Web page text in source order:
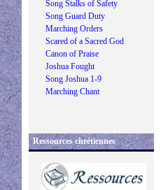
Song Stalks of Safety
Song Guard Duty
Marching Orders
Scared of a Sacred God
Canon of Praise
Joshua Fought
Song Joshua 1-9
Marching Chant
Ressources chrétiennes